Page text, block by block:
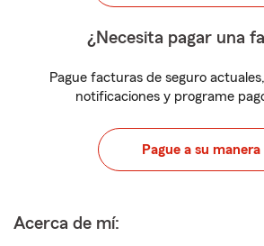
¿Necesita pagar una
Pague facturas de seguro
notificaciones y programe
Pague a su manera
Acerca de mí: